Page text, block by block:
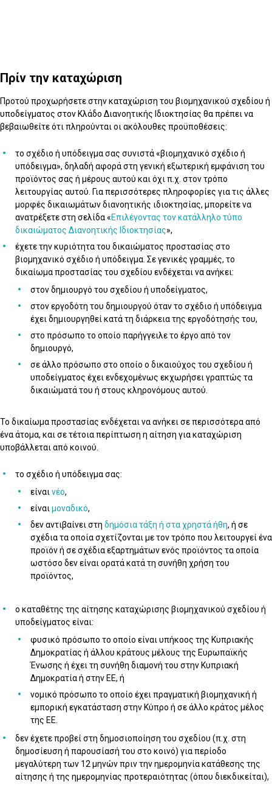
Πρίν την καταχώριση
Προτού προχωρήσετε στην καταχώριση του βιομηχανικού σχεδίου ή
υποδείγματος στον Κλάδο Διανοητικής Ιδιοκτησίας θα πρέπει να
βεβαιωθείτε ότι πληρούνται οι ακόλουθες προϋποθέσεις:
το σχέδιο ή υπόδειγμα σας συνιστά «βιομηχανικό σχέδιο ή
υπόδειγμα», δηλαδή αφορά στη γενική εξωτερική εμφάνιση του
προϊόντος σας ή μέρους αυτού και όχι π.χ. στον τρόπο
λειτουργίας αυτού. Για περισσότερες πληροφορίες για τις άλλες
μορφές δικαιωμάτων διανοητικής ιδιοκτησίας, μπορείτε να
ανατρέξετε στη σελίδα «Επιλέγοντας τον κατάλληλο τύπο
δικαιώματος Διανοητικής Ιδιοκτησίας»,
έχετε την κυριότητα του δικαιώματος προστασίας στο
βιομηχανικό σχέδιο ή υπόδειγμα. Σε γενικές γραμμές, το
δικαίωμα προστασίας του σχεδίου ενδέχεται να ανήκει:
στον δημιουργό του σχεδίου ή υποδείγματος,
στον εργοδότη του δημιουργού όταν το σχέδιο ή υπόδειγμα
έχει δημιουργηθεί κατά τη διάρκεια της εργοδότησής του,
στο πρόσωπο το οποίο παρήγγειλε το έργο από τον
δημιουργό,
σε άλλο πρόσωπο στο οποίο ο δικαιούχος του σχεδίου ή
υποδείγματος έχει ενδεχομένως εκχωρήσει γραπτώς τα
δικαιώματά του ή στους κληρονόμους αυτού.
Το δικαίωμα προστασίας ενδέχεται να ανήκει σε περισσότερα από
ένα άτομα, και σε τέτοια περίπτωση η αίτηση για καταχώριση
υποβάλλεται από κοινού.
το σχέδιο ή υπόδειγμα σας:
είναι νέο,
είναι μοναδικό,
δεν αντιβαίνει στη δημόσια τάξη ή στα χρηστά ήθη, ή σε
σχέδια τα οποία σχετίζονται με τον τρόπο που λειτουργεί ένα
προϊόν ή σε σχέδια εξαρτημάτων ενός προϊόντος τα οποία
ωστόσο δεν είναι ορατά κατά τη συνήθη χρήση του
προϊόντος,
ο καταθέτης της αίτησης καταχώρισης βιομηχανικού σχεδίου ή
υποδείγματος είναι:
φυσικό πρόσωπο το οποίο είναι υπήκοος της Κυπριακής
Δημοκρατίας ή άλλου κράτους μέλους της Ευρωπαϊκής
Ένωσης ή έχει τη συνήθη διαμονή του στην Κυπριακή
Δημοκρατία ή στην ΕΕ, ή
νομικό πρόσωπο το οποίο έχει πραγματική βιομηχανική ή
εμπορική εγκατάσταση στην Κύπρο ή σε άλλο κράτος μέλος
της ΕΕ.
δεν έχετε προβεί στη δημοσιοποίηση του σχεδίου (π.χ. στη
δημοσίευση ή παρουσίασή του στο κοινό) για περίοδο
μεγαλύτερη των 12 μηνών πριν την ημερομηνία κατάθεσης της
αίτησης ή της ημερομηνίας προτεραιότητας (όπου διεκδικείται),